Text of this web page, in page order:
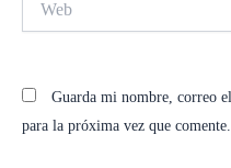
Guarda mi nombre, correo
para la próxima vez que comente.